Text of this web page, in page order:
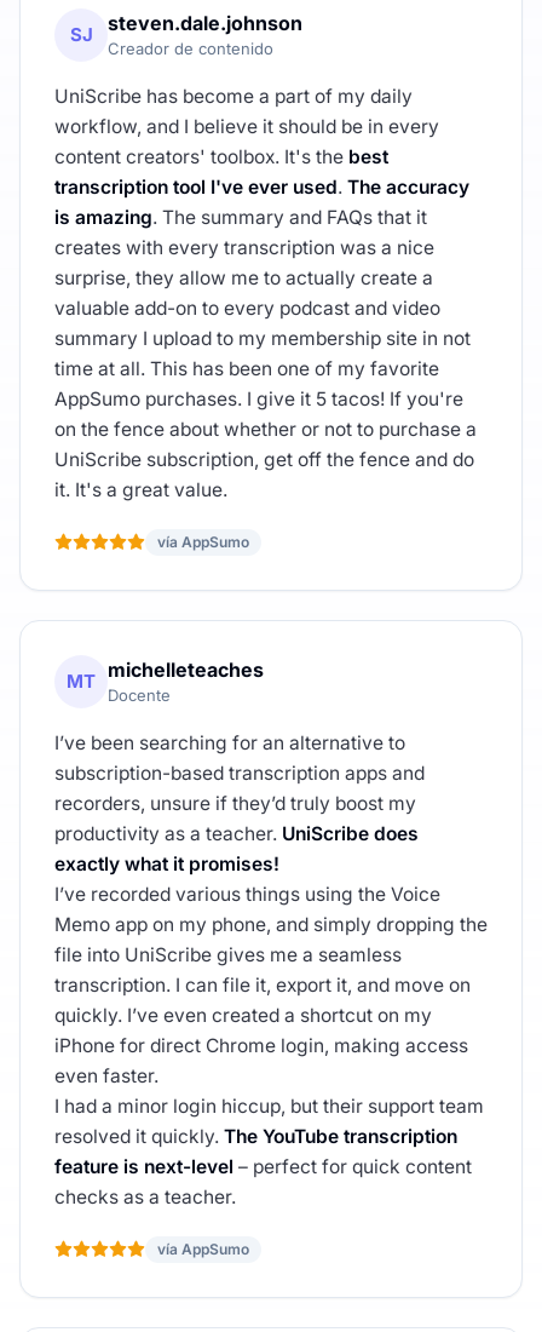
SJ steven.dale.johnson
Creador de contenido
UniScribe has become a part of my daily
workflow, and I believe it should be in every
content creators' toolbox. It's the best
transcription tool I've ever used. The accuracy
is amazing. The summary and FAQs that it
creates with every transcription was a nice
surprise, they allow me to actually create a
valuable add-on to every podcast and video
summary I upload to my membership site in not
time at all. This has been one of my favorite
AppSumo purchases. I give it 5 tacos! If you're
on the fence about whether or not to purchase a
UniScribe subscription, get off the fence and do
it. It's a great value.
vía AppSumo
MT michelleteaches
Docente
I’ve been searching for an alternative to
subscription-based transcription apps and
recorders, unsure if they’d truly boost my
productivity as a teacher. UniScribe does
exactly what it promises!
I’ve recorded various things using the Voice
Memo app on my phone, and simply dropping the
file into UniScribe gives me a seamless
transcription. I can file it, export it, and move on
quickly. I’ve even created a shortcut on my
iPhone for direct Chrome login, making access
even faster.
I had a minor login hiccup, but their support team
resolved it quickly. The YouTube transcription
feature is next-level – perfect for quick content
checks as a teacher.
vía AppSumo